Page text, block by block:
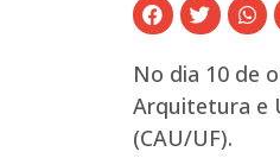
No dia 10 de
Arquitetura e
(CAU/UF).